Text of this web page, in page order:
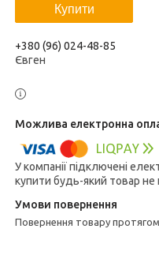
Купити
+380 (96) 024-48-85
Євген
У компанії підключені
купити будь-який товар не
повернення товару